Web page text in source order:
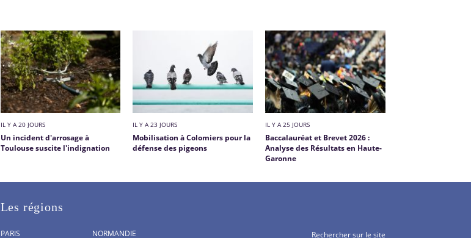
IL Y A 20 JOURS
Un incident d'arrosage à
Toulouse suscite l'indignation
IL Y A 23 JOURS
Mobilisation à Colomiers pour la
défense des pigeons
IL Y A 25 JOURS
Baccalauréat et Brevet 2026 :
Analyse des Résultats en Haute-
Garonne
Les régions
PARIS NORMANDIE Rechercher sur le site